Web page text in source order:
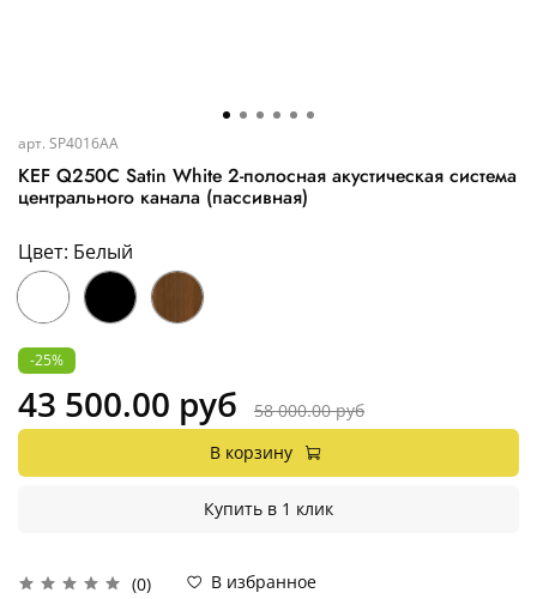
арт. SP4016AA
KEF Q250C Satin White 2-полосная акустическая система
центрального канала (пассивная)
(0)
В избранное
Цвет: Белый
-25%
43 500.00 руб
58 000.00 руб
В корзину
Купить в 1 клик